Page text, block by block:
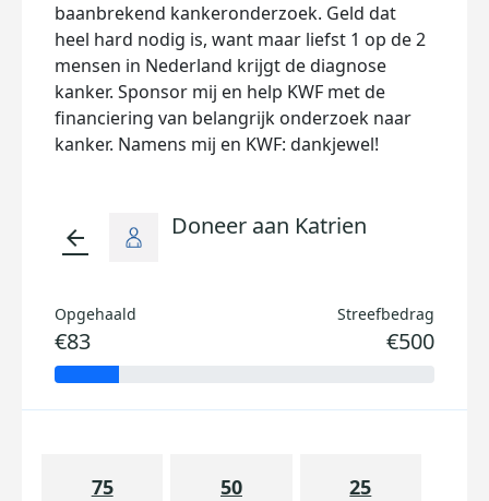
baanbrekend kankeronderzoek. Geld dat
heel hard nodig is, want maar liefst 1 op de 2
mensen in Nederland krijgt de diagnose
kanker. Sponsor mij en help KWF met de
financiering van belangrijk onderzoek naar
kanker. Namens mij en KWF: dankjewel!
arrow_back Doneer aan Katrien
Opgehaald
€83
Streefbedrag
€500
75 50 25